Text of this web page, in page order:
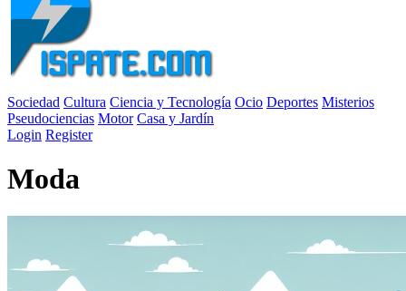
Sociedad Cultura Ciencia y Tecnología Ocio Deportes Misterios
Pseudociencias Motor Casa y Jardín
Login Register
Moda